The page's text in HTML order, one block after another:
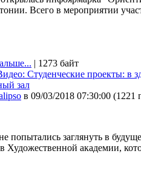
Всего в мероприятии
| 1273 байт
Студенческие проекты: в
зал
в 09/03/2018 07:30:00 (1221
попытались заглянуть в
Художественной академии,